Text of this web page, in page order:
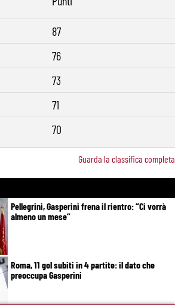
87
76
73
71
70
Guarda la classifica completa
Pellegrini, Gasperini frena il rientro: “Ci vorrà
almeno un mese”
Roma, 11 gol subiti in 4 partite: il dato che
preoccupa Gasperini